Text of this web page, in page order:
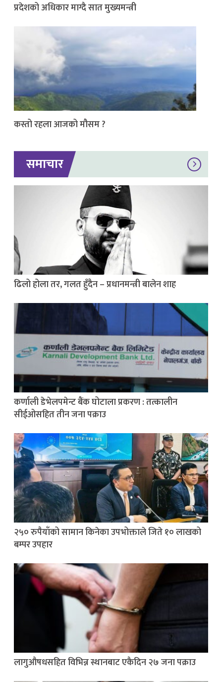
प्रदेशको अधिकार माग्दै सात मुख्यमन्त्री
कस्तो रहला आजको मौसम ?
समाचार
ढिलो होला तर, गलत हुँदैन – प्रधानमन्त्री बालेन शाह
कर्णाली डेभेलपमेन्ट बैंक घोटाला प्रकरण : तत्कालीन
सीईओसहित तीन जना पक्राउ
२५० रुपैयाँको सामान किनेका उपभोक्ताले जिते १० लाखको
बम्पर उपहार
लागुऔषधसहित विभिन्न स्थानबाट एकैदिन २७ जना पक्राउ